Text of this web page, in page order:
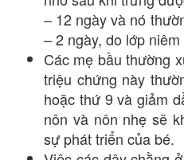
– 12 ngày và nó
– 2 ngày, do lớp
Các mẹ bầu thường
triệu chứng này
hoặc thứ 9 và giảm
nôn và nôn nhẹ sẽ
sự phát triển của bé.